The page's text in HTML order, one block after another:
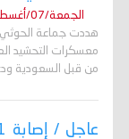
الجمعة/07/أغسطس/2026 - 08:36 م
هددت جماعة الحوثي
معسكرات التحشيد
من قبل السعودية